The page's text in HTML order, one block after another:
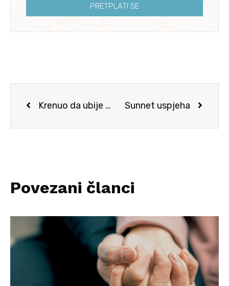
PRETPLATI SE
Krenuo da ubije Muhammeda, a.s., a vratio se kao velikan Sunnet uspjeha
Povezani članci